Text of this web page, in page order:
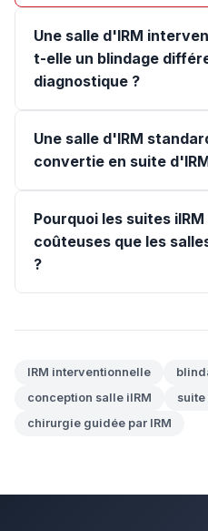
Une salle d'IRM
t-elle un blindage
diagnostique ?
Une salle d'IRM
convertie en suite
Pourquoi les suites
coûteuses que les
?
IRM interventionnelle
conception salle iIRM
chirurgie guidée par IRM